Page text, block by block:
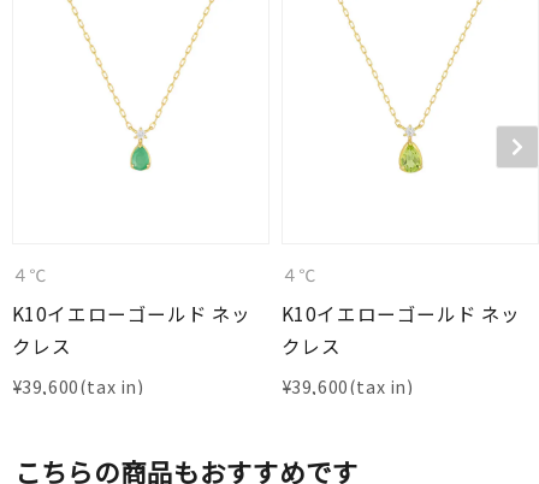
４℃
K10イエローゴールド ネッ
クレス
¥39,600
４℃
K10イエローゴールド ネッ
クレス
¥39,600
こちらの商品もおすすめです